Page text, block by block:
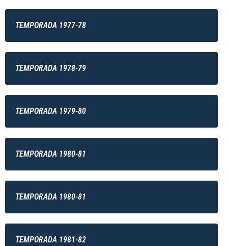
TEMPORADA 1977-78
TEMPORADA 1978-79
TEMPORADA 1979-80
TEMPORADA 1980-81
TEMPORADA 1980-81
TEMPORADA 1981-82